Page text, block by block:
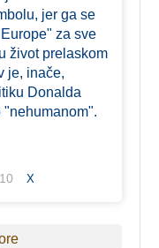
jer ga se
za sve
život prelaskom
je, inače,
Donalda
"nehumanom".
10 X